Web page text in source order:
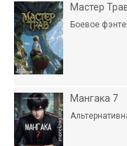
Мастер
Боевое
Мангака 7